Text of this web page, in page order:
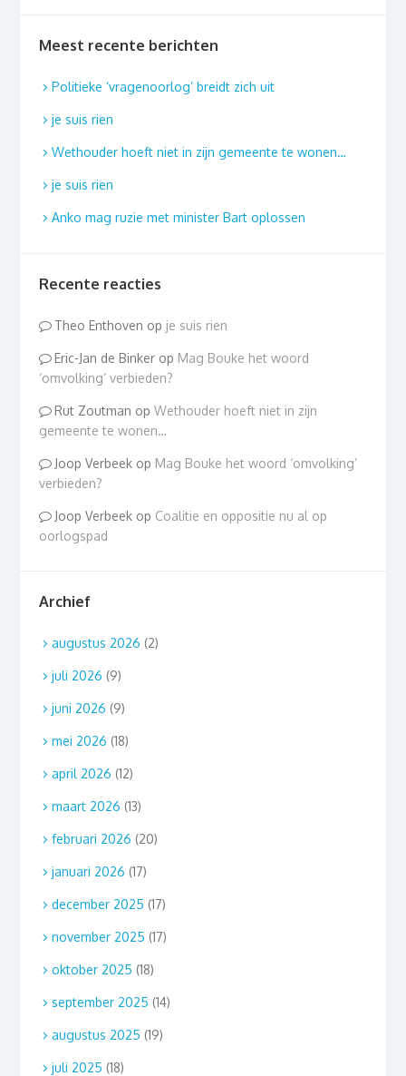
Meest recente berichten
Politieke ‘vragenoorlog’ breidt zich uit
je suis rien
Wethouder hoeft niet in zijn gemeente te wonen…
je suis rien
Anko mag ruzie met minister Bart oplossen
Recente reacties
Theo Enthoven op je suis rien
Eric-Jan de Binker op Mag Bouke het woord
‘omvolking’ verbieden?
Rut Zoutman opWethouder hoeft niet in zijn
gemeente te wonen…
Joop Verbeek op Mag Bouke het woord ‘omvolking’
verbieden?
Joop Verbeek op Coalitie en oppositie nu al op
oorlogspad
Archief
augustus 2026 (2)
juli 2026 (9)
juni 2026 (9)
mei 2026 (18)
april 2026 (12)
maart 2026 (13)
februari 2026 (20)
januari 2026 (17)
december 2025 (17)
november 2025 (17)
oktober 2025 (18)
september 2025 (14)
augustus 2025 (19)
juli 2025 (18)